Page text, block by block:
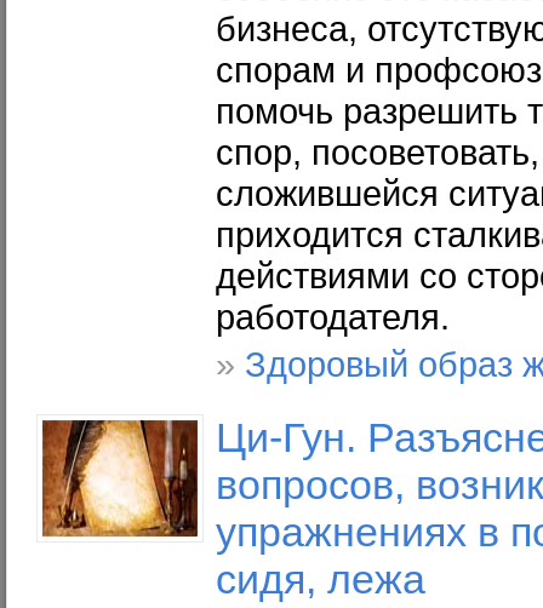
бизнеса,
спорам и
помочь разрешить
спор,
сложившейся
приходится
действиями со
работодателя.
» Здоровый образ
Ци-Гун.
вопросов,
упражнениях в
сидя, лежа